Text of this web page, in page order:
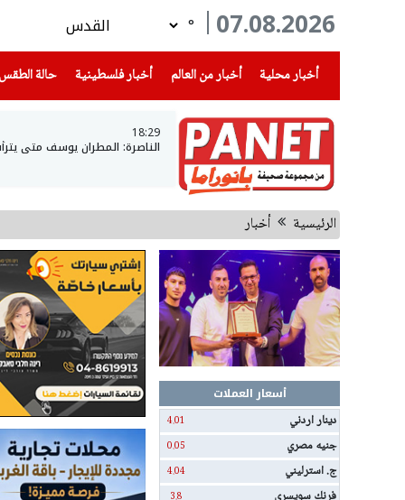
07.08.2026
°
أخبار محلية
(current) أخبار من العالم أخبار فلسطينية(current) حالة الطقس
18:29
الناصرة: المطران يوسف متى
الرئيسية أخبار
أسعار العملات
دينار اردني
4.01
جنيه مصري 0.05
ج. استرليني 4.04